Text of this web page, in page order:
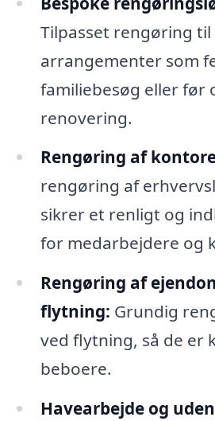
Tilpasset rengøring
arrangementer som
familiebesøg eller før
renovering.
Rengøring af
rengøring af
sikrer et renligt og
for medarbejdere og
Rengøring af
flytning: Grundig
ved flytning, så de er
beboere.
Havearbejde og